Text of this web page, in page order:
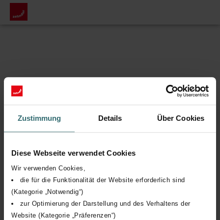
Zustimmung Details Über Cookies
Diese Webseite verwendet Cookies
Wir verwenden Cookies,
die für die Funktionalität der Website erforderlich sind
(Kategorie „Notwendig“)
zur Optimierung der Darstellung und des Verhaltens der
Website (Kategorie „Präferenzen“)